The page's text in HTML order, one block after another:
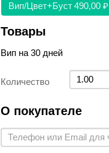
Вип/цвет+буст 490,00 ₽
Товары
Вип на 30 дней
Количество
О покупателе